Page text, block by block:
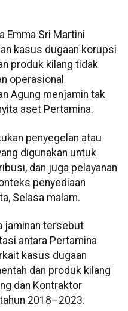
Emma Sri Martini
kasus dugaan korupsi
produk kilang tidak
operasional
Agung menjamin tak
aset Pertamina.
penyegelan atau
digunakan untuk
dan juga pelayanan
penyediaan
Selasa malam.
jaminan tersebut
antara Pertamina
kasus dugaan
dan produk kilang
dan Kontraktor
2018–2023.